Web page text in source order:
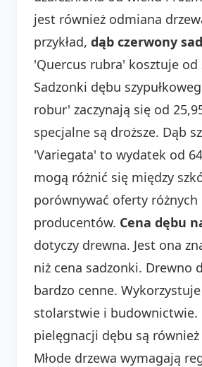
jest również odmiana
przykład, dąb czerwony
'Quercus rubra' kosztuje od
Sadzonki dębu
robur' zaczynają się od
specjalne są droższe. Dąb
'Variegata' to wydatek od
mogą różnić się między
porównywać oferty różnych
producentów. Cena dębu
dotyczy drewna. Jest ona
niż cena sadzonki. Drewno
bardzo cenne.
stolarstwie i budownictwie.
pielęgnacji dębu są również
Młode drzewa wymagają